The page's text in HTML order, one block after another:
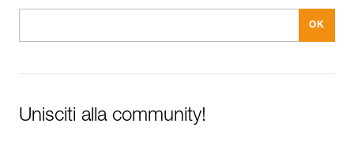
Unisciti alla community!